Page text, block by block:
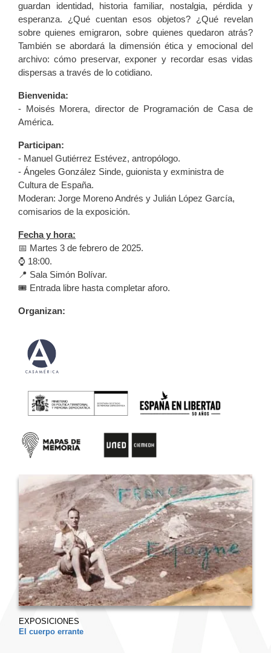
guardan identidad, historia familiar, nostalgia, pérdida y
esperanza. ¿Qué cuentan esos objetos? ¿Qué revelan
sobre quienes emigraron, sobre quienes quedaron atrás?
También se abordará la dimensión ética y emocional del
archivo: cómo preservar, exponer y recordar esas vidas
dispersas a través de lo cotidiano.
Bienvenida:
- Moisés Morera, director de Programación de Casa de
América.
Participan:
- Manuel Gutiérrez Estévez, antropólogo.
- Ángeles González Sinde, guionista y exministra de
Cultura de España.
Moderan: Jorge Moreno Andrés y Julián López García,
comisarios de la exposición.
Fecha y hora:
📅 Martes 3 de febrero de 2025.
⌚ 18:00.
📍 Sala Simón Bolívar.
🎟️ Entrada libre hasta completar aforo.
Organizan:
EXPOSICIONES
El cuerpo errante